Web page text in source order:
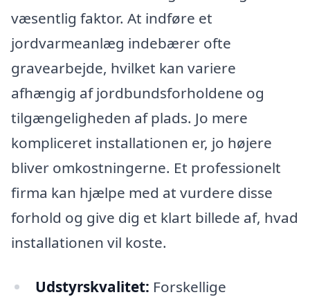
væsentlig faktor. At indføre et
jordvarmeanlæg indebærer ofte
gravearbejde, hvilket kan variere
afhængig af jordbundsforholdene og
tilgængeligheden af plads. Jo mere
kompliceret installationen er, jo højere
bliver omkostningerne. Et professionelt
firma kan hjælpe med at vurdere disse
forhold og give dig et klart billede af, hvad
installationen vil koste.
Udstyrskvalitet: Forskellige